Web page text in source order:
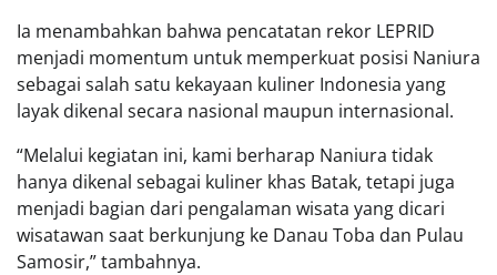
Ia menambahkan bahwa pencatatan rekor LEPRID
menjadi momentum untuk memperkuat posisi Naniura
sebagai salah satu kekayaan kuliner Indonesia yang
layak dikenal secara nasional maupun internasional.
“Melalui kegiatan ini, kami berharap Naniura tidak
hanya dikenal sebagai kuliner khas Batak, tetapi juga
menjadi bagian dari pengalaman wisata yang dicari
wisatawan saat berkunjung ke Danau Toba dan Pulau
Samosir,” tambahnya.